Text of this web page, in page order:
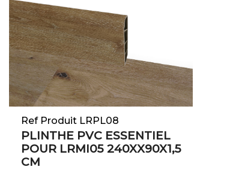
Ref Produit LRPL08
PLINTHE PVC ESSENTIEL
POUR LRMI05 240XX90X1,5
CM